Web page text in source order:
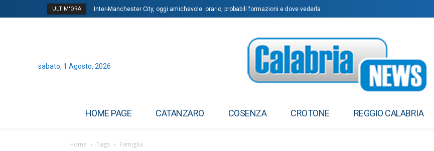
ULTIM'ORA Inter-Manchester City, oggi amichevole: orario, probabili formazioni e dove vederla
sabato, 1 Agosto, 2026
HOME PAGE CATANZARO COSENZA CROTONE REGGIO CALABRIA
Home Tags Famiglia